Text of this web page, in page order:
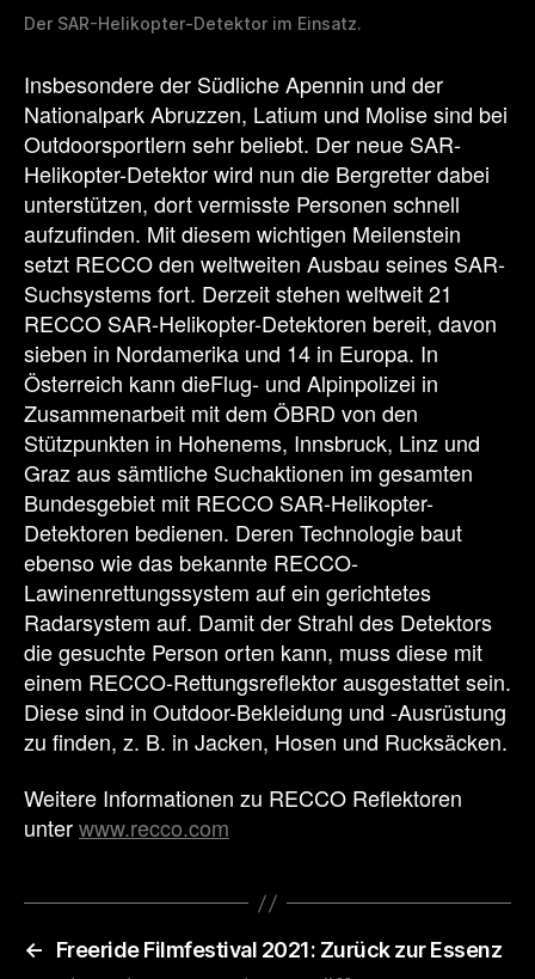
Der SAR-Helikopter-Detektor im Einsatz.
Insbesondere der Südliche Apennin und der
Nationalpark Abruzzen, Latium und Molise sind bei
Outdoorsportlern sehr beliebt. Der neue SAR-
Helikopter-Detektor wird nun die Bergretter dabei
unterstützen, dort vermisste Personen schnell
aufzufinden. Mit diesem wichtigen Meilenstein
setzt RECCO den weltweiten Ausbau seines SAR-
Suchsystems fort. Derzeit stehen weltweit 21
RECCO SAR-Helikopter-Detektoren bereit, davon
sieben in Nordamerika und 14 in Europa. In
Österreich kann dieFlug- und Alpinpolizei in
Zusammenarbeit mit dem ÖBRD von den
Stützpunkten in Hohenems, Innsbruck, Linz und
Graz aus sämtliche Suchaktionen im gesamten
Bundesgebiet mit RECCO SAR-Helikopter-
Detektoren bedienen. Deren Technologie baut
ebenso wie das bekannte RECCO-
Lawinenrettungssystem auf ein gerichtetes
Radarsystem auf. Damit der Strahl des Detektors
die gesuchte Person orten kann, muss diese mit
einem RECCO-Rettungsreflektor ausgestattet sein.
Diese sind in Outdoor-Bekleidung und -Ausrüstung
zu finden, z. B. in Jacken, Hosen und Rucksäcken.
Weitere Informationen zu RECCO Reflektoren
unterwww.recco.com
←
Freeride Filmfestival 2021: Zurück zur Essenz